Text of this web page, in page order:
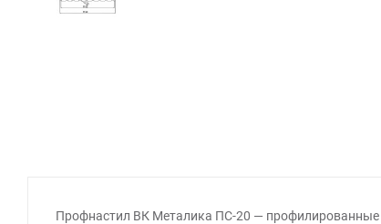
Профнастил ВК Металика ПС-20 — профилированные